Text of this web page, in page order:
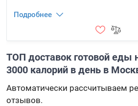
Подробнее
ТОП доставок готовой еды
3000 калорий в день в
Автоматически рассчитываем
отзывов.